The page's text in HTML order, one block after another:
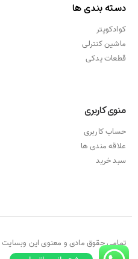
دسته بندی ها
کوادکوپتر
ماشین کنترلی
قطعات یدکی
منوی کاربری
حساب کاربری
علاقه مندی ها
سبد خرید
تمامی حقوق مادی و معنوی این